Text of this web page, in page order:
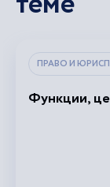
ПРАВО И
Функции,